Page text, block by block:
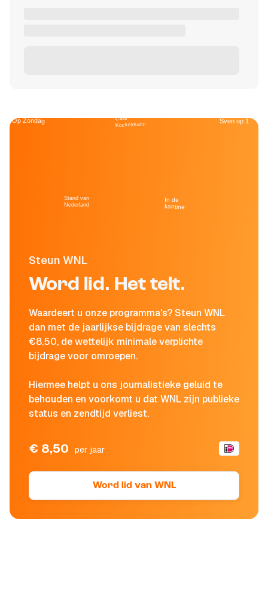
Steun WNL
Word lid. Het telt.
Waardeert u onze programma's? Steun WNL
dan met de jaarlijkse bijdrage van slechts
€8,50, de wettelijk minimale verplichte
bijdrage voor omroepen.
Hiermee helpt u ons journalistieke geluid te
behouden en voorkomt u dat WNL zijn publieke
status en zendtijd verliest.
€ 8,50 per jaar
Word lid van WNL
Op Zondag
Stand van
Nederland
Café
Kockelmann
In de
kantine
Sven op 1